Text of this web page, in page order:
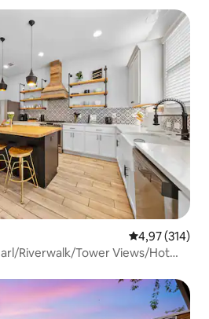
Средна
4,97 (314)
Riverwalk/Tower Views/Hot